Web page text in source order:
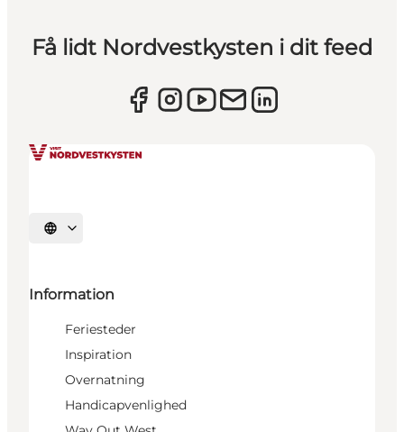
Få lidt Nordvestkysten i dit feed
Vælg sprog
Information
Feriesteder
Inspiration
Overnatning
Handicapvenlighed